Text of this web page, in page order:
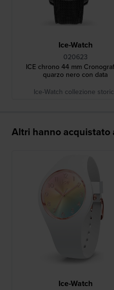
Ice-Watch
020623
ICE chrono 44 mm
quarzo nero con data
Ice-Watch collezione
Altri hanno acquistato
Ice-Watch